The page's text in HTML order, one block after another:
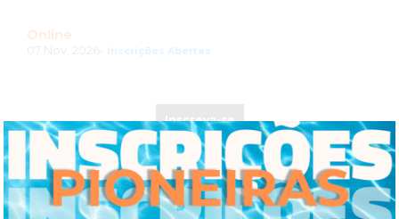
Online
Inscrições Abertas
Inscreva-se